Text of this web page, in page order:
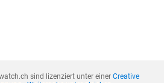
sind lizenziert unter einer Creative